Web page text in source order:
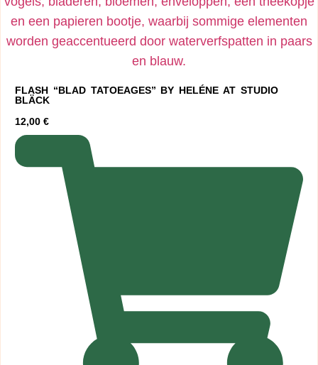
FLASH “BLAD TATOEAGES” BY HELÉNE AT STUDIO
BLÄCK
12,00 €